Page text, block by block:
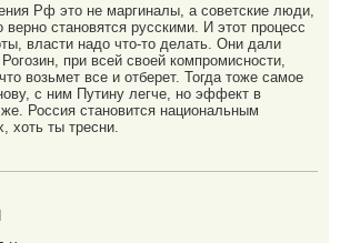
Рф это не маргиналы, а советские люди,
становятся русскими. И этот процесс
власти надо что-то делать. Они дали
при всей своей компромисности,
возьмет все и отберет. Тогда тоже самое
с ним Путину легче, но эффект в
же. Россия становится национальным
хоть ты тресни.